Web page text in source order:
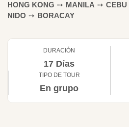
HONG KONG ➙ MANILA ➙ CEBU
NIDO ➙ BORACAY
DURACIÓN
17 Días
TIPO DE TOUR
En grupo